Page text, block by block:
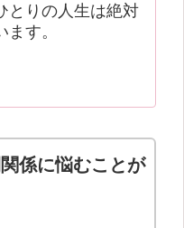
とりの人生は絶対
す。
係に悩むことが